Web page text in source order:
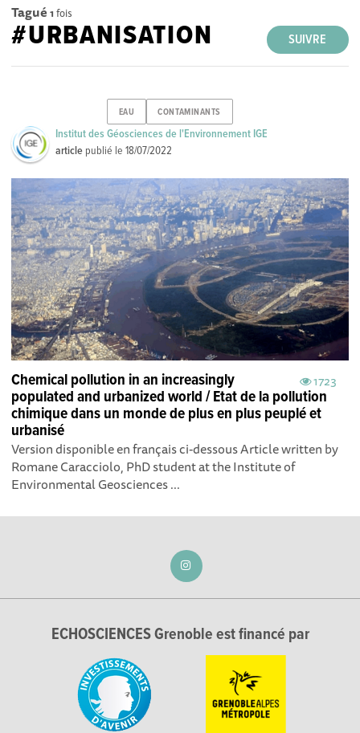
Tagué 1 fois
SUIVRE
#URBANISATION
EAU CONTAMINANTS
Institut des Géosciences de l'Environnement IGE
article publié le18/07/2022
1723
Chemical pollution in an increasingly
populated and urbanized world / Etat de la pollution
chimique dans un monde de plus en plus peuplé et
urbanisé
Version disponible en français ci-dessous Article written by
Romane Caracciolo, PhD student at the Institute of
Environmental Geosciences ...
ECHOSCIENCES Grenoble est financé par